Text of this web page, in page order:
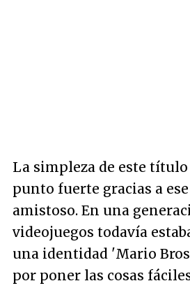
La simpleza de este título
punto fuerte gracias a
amistoso. En una
videojuegos todavía
una identidad 'Mario
por poner las cosas